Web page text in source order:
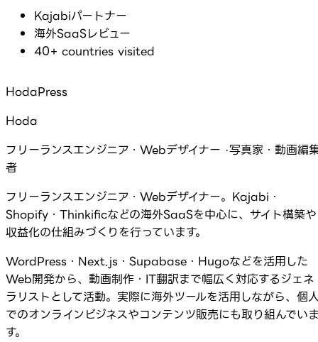
Kajabiパートナー
海外SaaSレビュー
40+ countries visited
HodaPress
Hoda
フリーランスエンジニア・Webデザイナー ·写真家・動画編
者
フリーランスエンジニア・Webデザイナー。Kajabi・
Shopify・Thinkificなどの海外SaaSを中心に、サイト構築や
収益化の仕組みづくりを行っています。
WordPress・Next.js・Supabase・Hugoなどを活用した
Web開発から、動画制作・IT翻訳まで幅広く対応するジェネ
ラリストとして活動。実際に海外ツールを活用しながら、個
でのオンラインビジネスやコンテンツ販売にも取り組んでい
す。